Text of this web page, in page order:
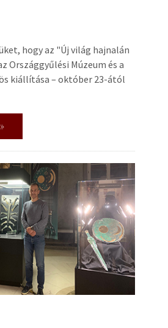
hogy az "Új világ hajnalán
Országgyűlési Múzeum és a
kiállítása – október 23-ától